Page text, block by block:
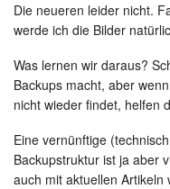
Die neueren leider nicht.
werde ich die Bilder
Was lernen wir daraus?
Backups macht, aber
nicht wieder findet, helfen
Eine vernünftige
Backupstruktur ist ja aber
auch mit aktuellen Artikeln